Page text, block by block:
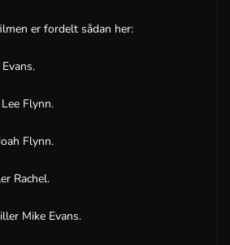
er fordelt sådan her:
Flynn.
Flynn.
Rachel.
Mike Evans.